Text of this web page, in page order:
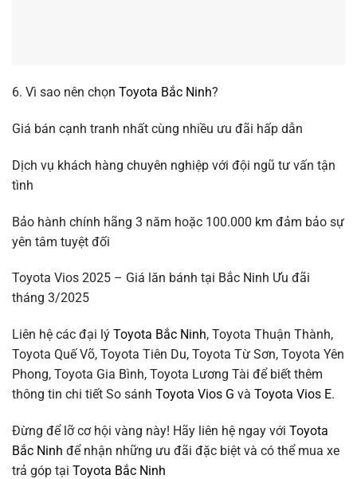
6. Vì sao nên chọn Toyota Bắc Ninh?
Giá bán cạnh tranh nhất cùng nhiều ưu đãi hấp dẫn
Dịch vụ khách hàng chuyên nghiệp với đội ngũ tư vấn tận
tình
Bảo hành chính hãng 3 năm hoặc 100.000 km đảm bảo sự
yên tâm tuyệt đối
Toyota Vios 2025 – Giá lăn bánh tại Bắc Ninh Ưu đãi
tháng 3/2025
Liên hệ các đại lý Toyota Bắc Ninh, Toyota Thuận Thành,
Toyota Quế Võ, Toyota Tiên Du, Toyota Từ Sơn, Toyota Yên
Phong, Toyota Gia Bình, Toyota Lương Tài để biết thêm
thông tin chi tiết So sánh Toyota Vios G và Toyota Vios E.
Đừng để lỡ cơ hội vàng này! Hãy liên hệ ngay với Toyota
Bắc Ninh để nhận những ưu đãi đặc biệt và có thể mua xe
trả góp tại Toyota Bắc Ninh